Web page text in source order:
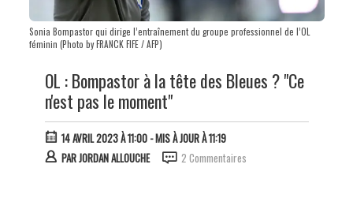
Sonia Bompastor qui dirige l’entraînement du groupe professionnel de l’OL
féminin (Photo by FRANCK FIFE / AFP)
OL : Bompastor à la tête des Bleues ? "Ce
n'est pas le moment"
14 AVRIL 2023 À 11:00- MIS À JOUR À 11:19
PARJORDAN ALLOUCHE 2 Commentaires